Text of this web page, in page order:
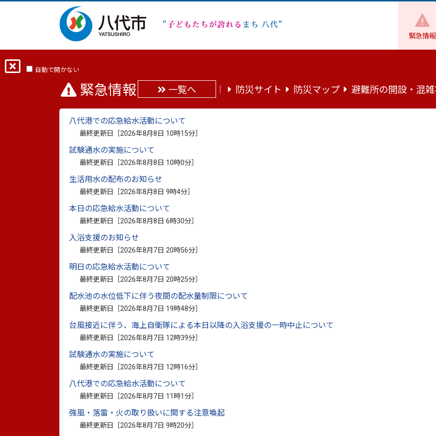
緊急情報
自動で開かない
緊急情報 一覧へ 防災サイト 防災マップ 避難所の開設・混
八代港での応急給水活動について
最終更新日［2026年8月8日 10時15分
試験通水の実施について
最終更新日［2026年8月8日 10時0分
生活用水の配布のお知らせ
最終更新日［2026年8月8日 9時4分
本日の応急給水活動について
最終更新日［2026年8月8日 6時30分
入浴支援のお知らせ
最終更新日［2026年8月7日 20時56分
明日の応急給水活動について
最終更新日［2026年8月7日 20時25分
配水池の水位低下に伴う夜間の配水量制限について
最終更新日［2026年8月7日 19時48分
台風接近に伴う、海上自衛隊による本日以降の入浴支援の一時中止について
最終更新日［2026年8月7日 12時39分
試験通水の実施について
最終更新日［2026年8月7日 12時16分
八代港での応急給水活動について
最終更新日［2026年8月7日 11時1分
強風・落雷・火の取り扱いに関する注意喚起
最終更新日［2026年8月7日 9時20分
北部中央公園
最終更新日：2023年2月24日 印刷
北部中央公園のご紹介
北部中央（ホクブチュウオウ）公園は、中心市街地から北へ約1.5kmに位置する公園です。
土地区画整理事業に伴い、昭和53年に整備されました。
施設紹介
運動広場
公園の北西側にあり、バックネットが設置されています。
グラウンドゴルフ等のレクリエーションの場として利用が可能です。